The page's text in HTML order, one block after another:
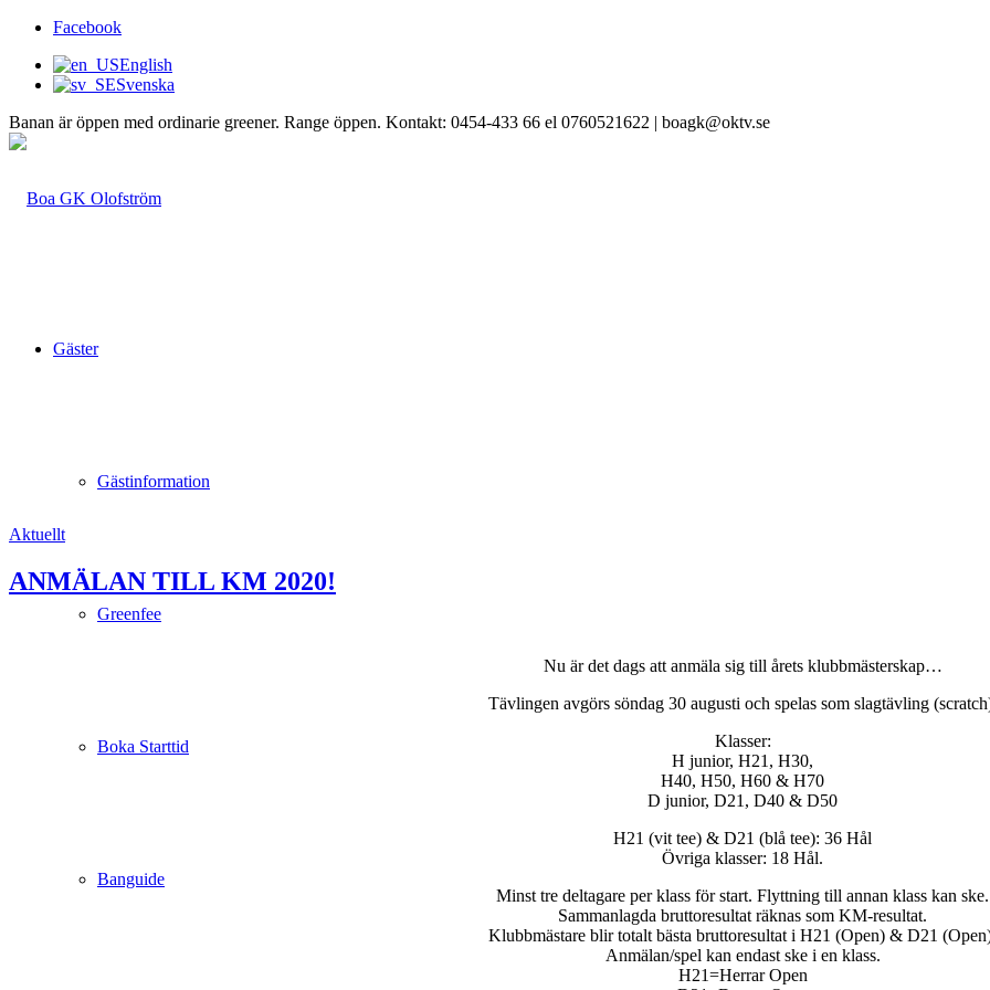
Facebook
English
Svenska
Banan är öppen med ordinarie greener. Range öppen. Kontakt: 0454-433 66 el 0760521622 | boagk@oktv.se
Gäster
Gästinformation
Greenfee
Boka Starttid
Banguide
Aktuellt
ANMÄLAN TILL KM 2020!
Nu är det dags att anmäla sig till årets klubbmästerskap…
Tävlingen avgörs söndag 30 augusti och spelas som slagtävling
Klasser:
H junior, H21, H30,
H40, H50, H60 & H70
D junior, D21, D40 & D50
H21 (vit tee) & D21 (blå tee): 36 Hål
Övriga klasser: 18 Hål.
Minst tre deltagare per klass för start. Flyttning till annan klass kan ske.
Sammanlagda bruttoresultat räknas som KM-resultat.
Klubbmästare blir totalt bästa bruttoresultat i H21 (Open) & D21
Anmälan/spel kan endast ske i en klass.
H21=Herrar Open